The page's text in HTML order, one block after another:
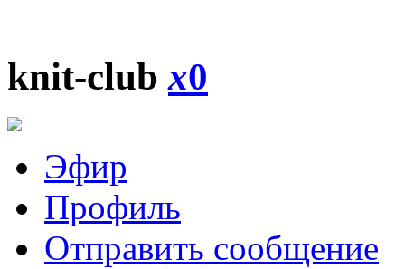
knit-clubx0
Эфир
Профиль
Отправить сообщение